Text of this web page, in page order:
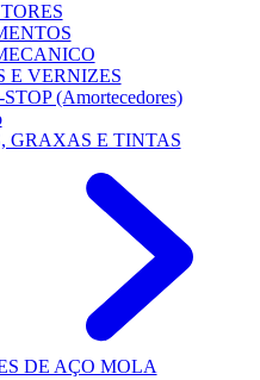
E VERNIZES
(Amortecedores)
GRAXAS E TINTAS
DE AÇO MOLA